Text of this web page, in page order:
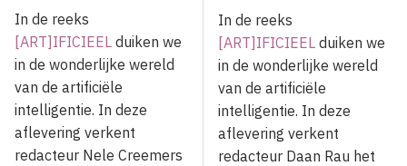
In de reeks
[ART]IFICIEEL duiken we
in de wonderlijke wereld
van de artificiële
intelligentie. In deze
aflevering verkent
redacteur Nele Creemers
In de reeks
[ART]IFICIEEL duiken we
in de wonderlijke wereld
van de artificiële
intelligentie. In deze
aflevering verkent
redacteur Daan Rau het